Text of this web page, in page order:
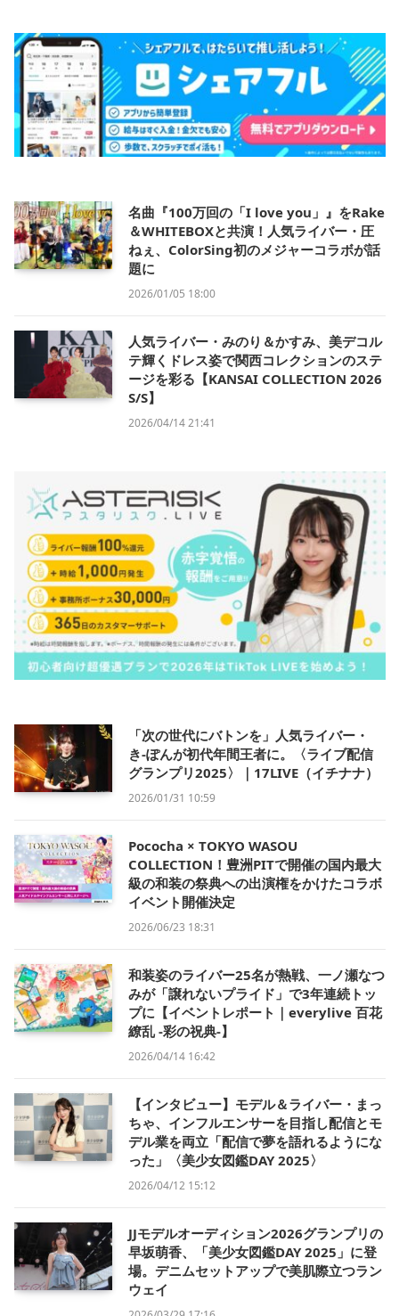
名曲『100万回の「I love you」』をRake
＆WHITEBOXと共演！人気ライバー・圧
ねぇ、ColorSing初のメジャーコラボが話
題に
2026/01/05 18:00
人気ライバー・みのり＆かすみ、美デコル
テ輝くドレス姿で関西コレクションのステ
ージを彩る【KANSAI COLLECTION 2026
S/S】
2026/04/14 21:41
「次の世代にバトンを」人気ライバー・
き-ぽんが初代年間王者に。〈ライブ配信
グランプリ2025〉｜17LIVE（イチナナ）
2026/01/31 10:59
Pococha × TOKYO WASOU
COLLECTION！豊洲PITで開催の国内最大
級の和装の祭典への出演権をかけたコラボ
イベント開催決定
2026/06/23 18:31
和装姿のライバー25名が熱戦、一ノ瀬なつ
みが「譲れないプライド」で3年連続トッ
プに【イベントレポート｜everylive 百花
繚乱 -彩の祝典-】
2026/04/14 16:42
【インタビュー】モデル＆ライバー・まっ
ちゃ、インフルエンサーを目指し配信とモ
デル業を両立「配信で夢を語れるようにな
った」〈美少女図鑑DAY 2025〉
2026/04/12 15:12
JJモデルオーディション2026グランプリの
早坂萌香、「美少女図鑑DAY 2025」に登
場。デニムセットアップで美肌際立つラン
ウェイ